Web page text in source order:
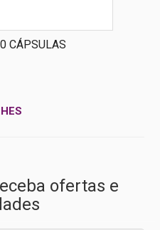
CÁPSULAS
ofertas e